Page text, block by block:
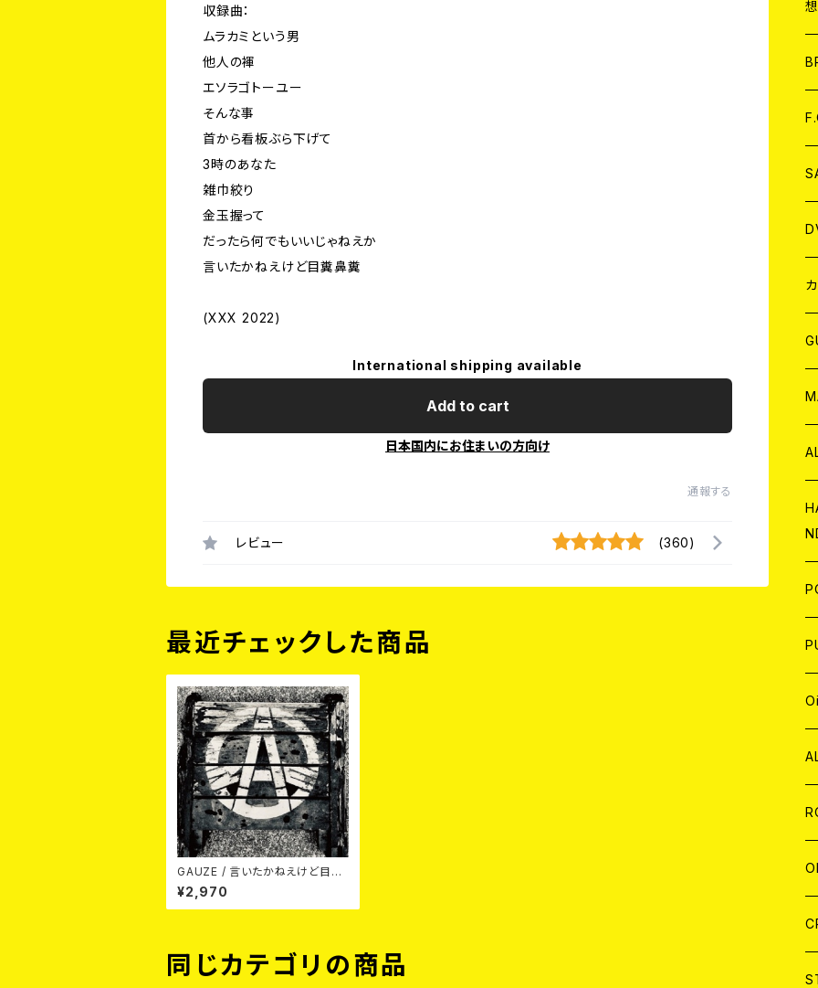
収録曲：
ムラカミという男
他人の褌
エソラゴトーユー
そんな事
首から看板ぶら下げて
3時のあなた
雑巾絞り
金玉握って
だったら何でもいいじゃねえか
言いたかねえけど目糞鼻糞
(XXX 2022)
International shipping available
Add to cart
日本国内にお住まいの方向け
通報する
レビュー (360)
最近チェックした商品
GAUZE / 言いたかねえけど目糞
鼻糞 LP
¥2,970
同じカテゴリの商品
CD
CD
CD